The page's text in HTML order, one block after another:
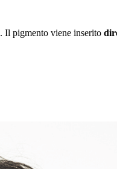
. Il pigmento viene inserito